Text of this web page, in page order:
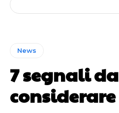
News
7 segnali da
considerare